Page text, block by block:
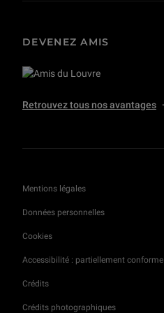
DEVENEZ AMIS
Retrouvez tous nos avantages
Mentions légales
Données personnelles
Cookies
Accessibilité : partiellement conforme
Crédits
Crédits photographiques